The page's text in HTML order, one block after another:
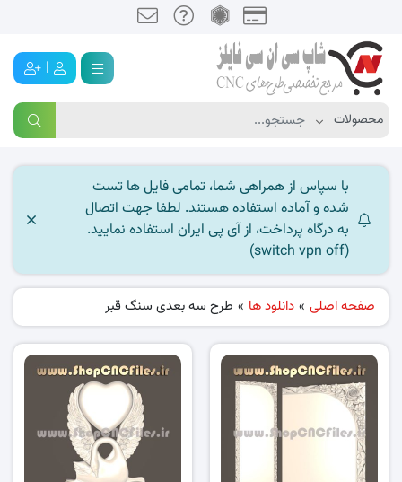
|
با سپاس از همراهی شما، تمامی فایل ها تست
شده و آماده استفاده هستند. لطفا جهت اتصال
به درگاه پرداخت، از آی پی ایران استفاده نمایید.
(switch vpn off)
صفحه اصلی » دانلود ها » طرح سه بعدی سنگ قبر